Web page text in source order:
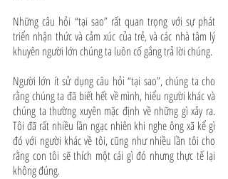
Những câu hỏi “tại sao” rất quan trọng với sự phát
triển nhận thức và cảm xúc của trẻ, và các nhà tâm lý
khuyên người lớn chúng ta luôn cố gắng trả lời chúng.
Người lớn ít sử dụng câu hỏi “tại sao”, chúng ta cho
rằng chúng ta đã biết hết về mình, hiểu người khác và
chúng ta thường xuyên mặc định về những gì xảy ra.
Tôi đã rất nhiều lần ngạc nhiên khi nghe ông xã kể gì
đó với người khác về tôi, cũng như nhiều lần tôi cho
rằng con tôi sẽ thích một cái gì đó nhưng thực tế lại
không đúng.